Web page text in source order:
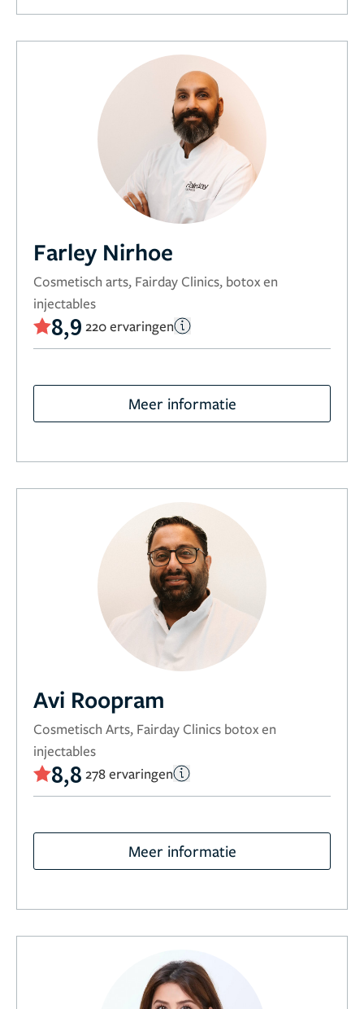
Farley Nirhoe
Cosmetisch arts, Fairday Clinics, botox en
injectables
8,9 220 ervaringen
Meer informatie
Avi Roopram
Cosmetisch Arts, Fairday Clinics botox en
injectables
8,8 278 ervaringen
Meer informatie